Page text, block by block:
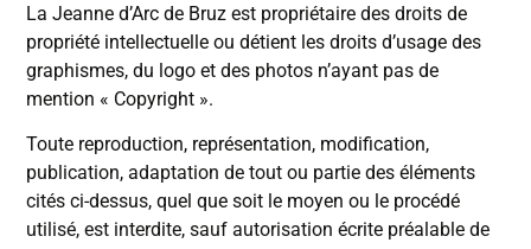
La Jeanne d’Arc de Bruz est propriétaire des droits de
propriété intellectuelle ou détient les droits d’usage des
graphismes, du logo et des photos n’ayant pas de
mention « Copyright ».
Toute reproduction, représentation, modification,
publication, adaptation de tout ou partie des éléments
cités ci-dessus, quel que soit le moyen ou le procédé
utilisé, est interdite, sauf autorisation écrite préalable de